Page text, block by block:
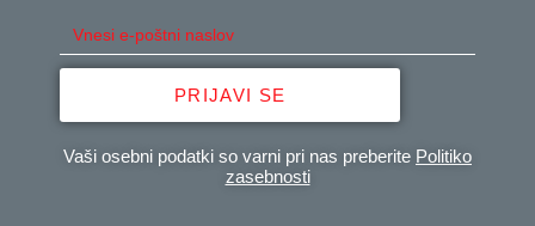
PRIJAVI SE
Vaši osebni podatki so varni pri nas preberite Politiko
zasebnosti